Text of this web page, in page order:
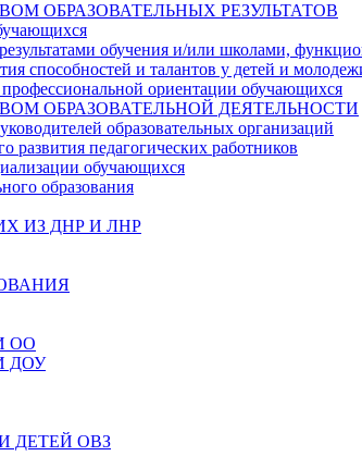
ОБРАЗОВАТЕЛЬНЫХ РЕЗУЛЬТАТОВ
обучения и/или школами,
способностей и талантов у детей и
ориентации обучающихся
ОБРАЗОВАТЕЛЬНОЙ ДЕЯТЕЛЬНОСТИ
образовательных организаций
развития педагогических работников
обучающихся
образования
ИЗ ДНР И ЛНР
ОО
ДОУ
ДЕТЕЙ ОВЗ